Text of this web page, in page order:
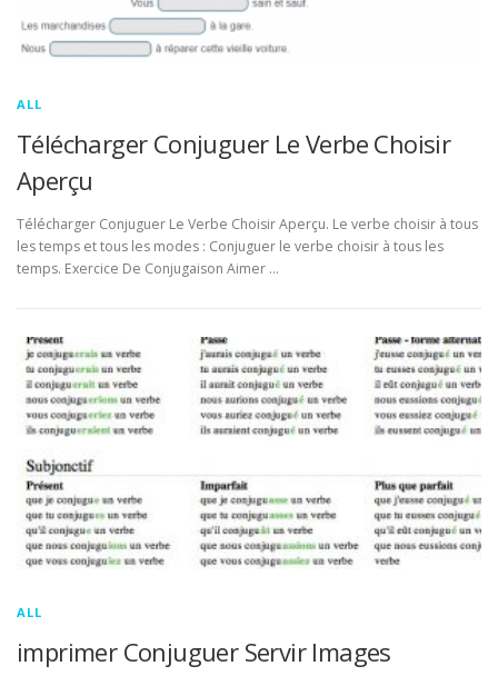
ALL
Télécharger Conjuguer Le Verbe Choisir
Aperçu
Télécharger Conjuguer Le Verbe Choisir Aperçu. Le verbe choisir à tous
les temps et tous les modes : Conjuguer le verbe choisir à tous les
temps. Exercice De Conjugaison Aimer …
ALL
imprimer Conjuguer Servir Images